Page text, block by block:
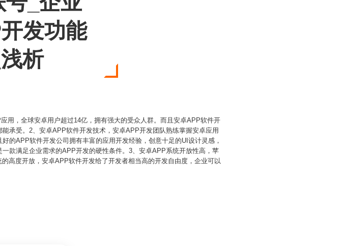
发功能
析
用，全球安卓用户超过14亿，拥有强大的受众人群。而且安卓APP软件开
承受。2、安卓APP软件开发技术，安卓APP开发团队熟练掌握安卓应用
的APP软件开发公司拥有丰富的应用开发经验，创意十足的UI设计灵感，
款满足企业需求的APP开发的硬性条件。3、安卓APP系统开放性高，苹
高度开放，安卓APP软件开发给了开发者相当高的开发自由度，企业可以